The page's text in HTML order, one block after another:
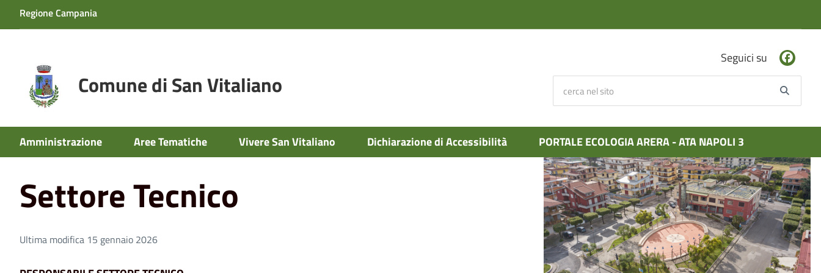
Regione Campania
Comune di San Vitaliano
Seguici su
Amministrazione Aree Tematiche Vivere San Vitaliano Dichiarazione di Accessibilità PORTALE ECOLOGIA ARERA - ATA NAPOLI 3
Home Amministrazione Uffici Settore Tecnico
Settore Tecnico
Ultima modifica 15 gennaio 2026